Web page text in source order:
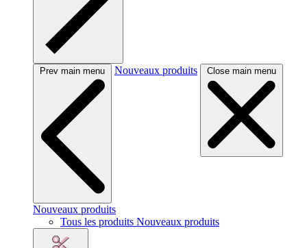
Prev main menu Nouveaux produits Close main menu
Nouveaux produits
Tous les produits Nouveaux produits